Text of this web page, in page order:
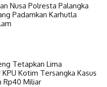
Nusa Polresta Palangka
Padamkan Karhutla
Tetapkan Lima
Kotim Tersangka Kasus
Rp40 Miliar